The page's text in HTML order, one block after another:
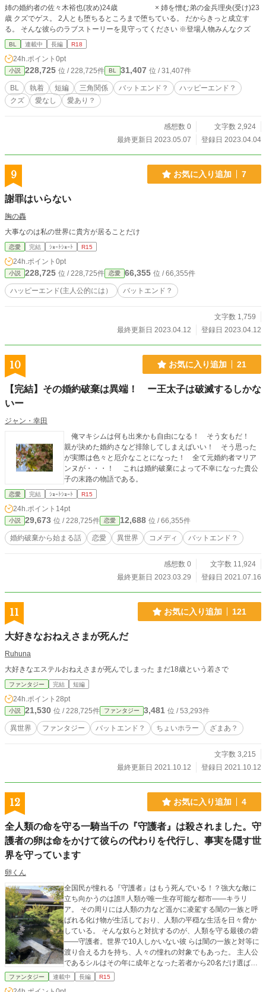
姉の婚約者の佐々木裕也(攻め)24歳 × 姉を憎む弟の金兵理央(受け)23
歳 クズでゲス。 2人とも堕ちるところまで堕ちている。 だからきっと成立す
る。 そんな彼らのラブストーリーを見守ってください ※登場人物みんなクズ
BL 連載中 長編 R18
24h.ポイント 0pt
小説 228,725 位 / 228,725件 BL 31,407 位 / 31,407件
BL 執着 短編 三角関係 バットエンド？
ハッピーエンド？
クズ
愛なし 愛あり？
感想数 0
文字数 2,924
最終更新日 2023.05.07
登録日 2023.04.04
9 お気に入り追加 7
謝罪はいらない
胸の轟
大事なのは私の世界に貴方が居ることだけ
恋愛 完結 ｼｮｰﾄｼｮｰﾄ R15
24h.ポイント 0pt
小説 228,725 位 / 228,725件 恋愛 66,355 位 / 66,355件
ハッピーエンド(主人公的には） バットエンド？
文字数 1,759
最終更新日 2023.04.12
登録日 2023.04.12
10 お気に入り追加 21
【完結】その婚約破棄は異端！ ー王太子は破滅するしかな
いー
ジャン・幸田
俺マキシムは何も出来かも自由になる！ そう女もだ！
親が決めた婚約さなど排除してしまえばいい！ そう思った
が実際は色々と厄介なことになった！ 全て元婚約者マリア
ンヌが・・・！ これは婚約破棄によって不幸になった貴公
子の末路の物語である。
恋愛 完結 ｼｮｰﾄｼｮｰﾄ R15
24h.ポイント 14pt
小説 29,673 位 / 228,725件 恋愛 12,688 位 / 66,355件
婚約破棄から始まる話 恋愛 異世界 コメディ バットエンド？
感想数 0
文字数 11,924
最終更新日 2023.03.29
登録日 2021.07.16
11 お気に入り追加 121
大好きなおねえさまが死んだ
Ruhuna
大好きなエステルおねえさまが死んでしまった まだ18歳という若さで
ファンタジー 完結 短編
24h.ポイント 28pt
小説 21,530 位 / 228,725件 ファンタジー 3,481 位 / 53,293件
異世界 ファンタジー バットエンド？ ちょいホラー ざまあ？
文字数 3,215
最終更新日 2021.10.12
登録日 2021.10.12
12 お気に入り追加 4
全人類の命を守る一騎当千の『守護者』は殺されました。守
護者の卵は命をかけて彼らの代わりを代行し、事実を隠す世
界を守っています
卵くん
全国民が憧れる『守護者』はもう死んでいる！？強大な敵に
立ち向かうのは誰!! 人類が唯一生存可能な都市——キラリ
ア。 その周りには人類の力など遥かに凌駕する闇の一族と呼
ばれる化け物が生活しており、人類の平穏な生活を日々脅か
している。 そんな奴らと対抗するのが、人類を守る最後の砦
——守護者。世界で10人しかいない彼 らは闇の一族と対等に
渡り合える力を持ち、人々の憧れの対象でもあった。 主人公
であるシルはその年に成年となった若者から20名だけ選ばれ
る騎士育成機関——アーミーナイトに入学することが決定し
ファンタジー 連載中 長編 R15